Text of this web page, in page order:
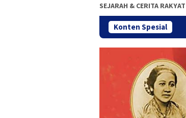
SEJARAH & CERITA RAKYAT
Konten Spesial